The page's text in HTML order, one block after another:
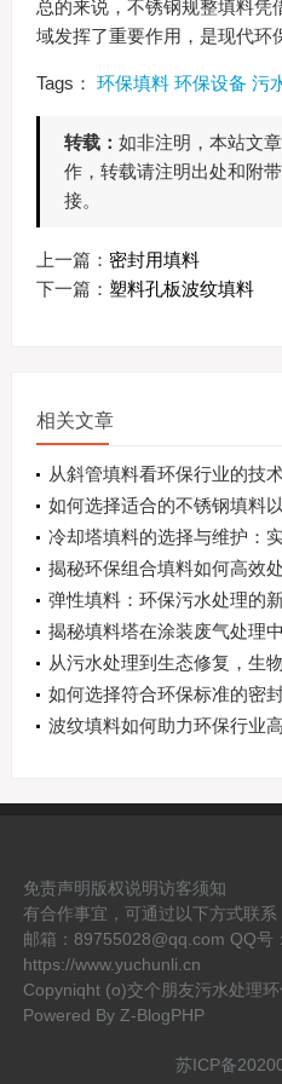
总的来说，不锈钢规整填料凭
域发挥了重要作用，是现代环
Tags： 环保填料 环保设备 污
转载： 如非注明，本站文
作，转载请注明出处和附带
接。
上一篇： 密封用填料
下一篇： 塑料孔板波纹填料
相关文章
从斜管填料看环保行业的技
如何选择适合的不锈钢填料
冷却塔填料的选择与维护：
揭秘环保组合填料如何高效
弹性填料：环保污水处理的
揭秘填料塔在涂装废气处理
从污水处理到生态修复，生
如何选择符合环保标准的密
波纹填料如何助力环保行业
免责声明 版权说明访客须知
有合作事宜，可通过以下方式联系
邮箱：89755028@qq.com QQ号
https://www.yuchunli.cn
Copyniqht (o)交个朋友污水处理
Powered By Z-BlogPHP
苏ICP备